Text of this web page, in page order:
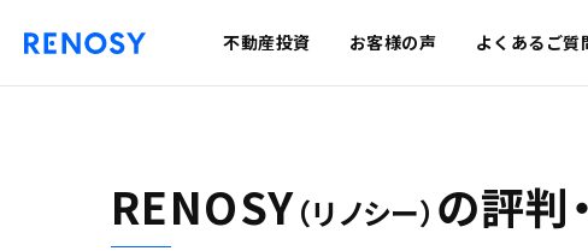
不動産投資 お客様の声 よくあるご質
RENOSY（リノシー） の評判